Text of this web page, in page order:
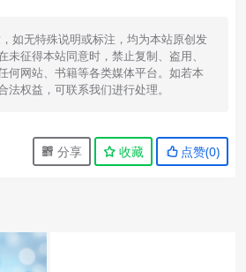
如无特殊说明或标注，均为本站原创发
未征得本站同意时，禁止复制、盗用、
何网站、书籍等各类媒体平台。如若本
权益，可联系我们进行处理。
分享 收藏 点赞(0)